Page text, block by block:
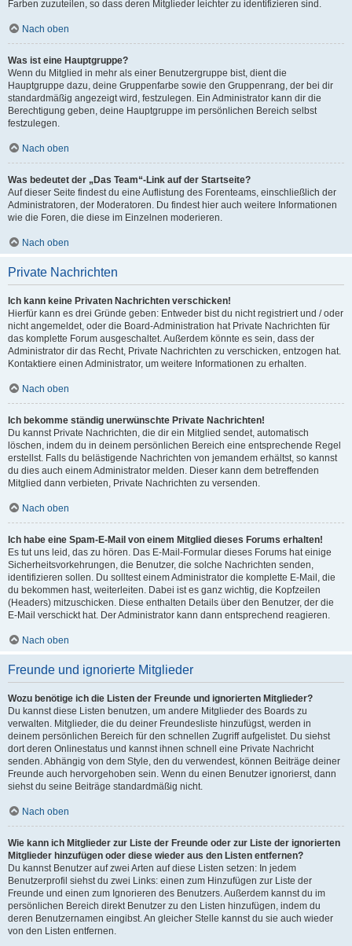
Farben zuzuteilen, so dass deren Mitglieder leichter zu identifizieren sind.
Nach oben
Was ist eine Hauptgruppe?
Wenn du Mitglied in mehr als einer Benutzergruppe bist, dient die
Hauptgruppe dazu, deine Gruppenfarbe sowie den Gruppenrang, der bei dir
standardmäßig angezeigt wird, festzulegen. Ein Administrator kann dir die
Berechtigung geben, deine Hauptgruppe im persönlichen Bereich selbst
festzulegen.
Nach oben
Was bedeutet der „Das Team“-Link auf der Startseite?
Auf dieser Seite findest du eine Auflistung des Forenteams, einschließlich der
Administratoren, der Moderatoren. Du findest hier auch weitere Informationen
wie die Foren, die diese im Einzelnen moderieren.
Nach oben
Private Nachrichten
Ich kann keine Privaten Nachrichten verschicken!
Hierfür kann es drei Gründe geben: Entweder bist du nicht registriert und / oder
nicht angemeldet, oder die Board-Administration hat Private Nachrichten für
das komplette Forum ausgeschaltet. Außerdem könnte es sein, dass der
Administrator dir das Recht, Private Nachrichten zu verschicken, entzogen hat.
Kontaktiere einen Administrator, um weitere Informationen zu erhalten.
Nach oben
Ich bekomme ständig unerwünschte Private Nachrichten!
Du kannst Private Nachrichten, die dir ein Mitglied sendet, automatisch
löschen, indem du in deinem persönlichen Bereich eine entsprechende Regel
erstellst. Falls du belästigende Nachrichten von jemandem erhältst, so kannst
du dies auch einem Administrator melden. Dieser kann dem betreffenden
Mitglied dann verbieten, Private Nachrichten zu versenden.
Nach oben
Ich habe eine Spam-E-Mail von einem Mitglied dieses Forums erhalten!
Es tut uns leid, das zu hören. Das E-Mail-Formular dieses Forums hat einige
Sicherheitsvorkehrungen, die Benutzer, die solche Nachrichten senden,
identifizieren sollen. Du solltest einem Administrator die komplette E-Mail, die
du bekommen hast, weiterleiten. Dabei ist es ganz wichtig, die Kopfzeilen
(Headers) mitzuschicken. Diese enthalten Details über den Benutzer, der die
E-Mail verschickt hat. Der Administrator kann dann entsprechend reagieren.
Nach oben
Freunde und ignorierte Mitglieder
Wozu benötige ich die Listen der Freunde und ignorierten Mitglieder?
Du kannst diese Listen benutzen, um andere Mitglieder des Boards zu
verwalten. Mitglieder, die du deiner Freundesliste hinzufügst, werden in
deinem persönlichen Bereich für den schnellen Zugriff aufgelistet. Du siehst
dort deren Onlinestatus und kannst ihnen schnell eine Private Nachricht
senden. Abhängig von dem Style, den du verwendest, können Beiträge deiner
Freunde auch hervorgehoben sein. Wenn du einen Benutzer ignorierst, dann
siehst du seine Beiträge standardmäßig nicht.
Nach oben
Wie kann ich Mitglieder zur Liste der Freunde oder zur Liste der ignorierten
Mitglieder hinzufügen oder diese wieder aus den Listen entfernen?
Du kannst Benutzer auf zwei Arten auf diese Listen setzen: In jedem
Benutzerprofil siehst du zwei Links: einen zum Hinzufügen zur Liste der
Freunde und einen zum Ignorieren des Benutzers. Außerdem kannst du im
persönlichen Bereich direkt Benutzer zu den Listen hinzufügen, indem du
deren Benutzernamen eingibst. An gleicher Stelle kannst du sie auch wieder
von den Listen entfernen.